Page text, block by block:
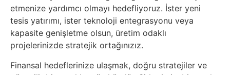
etmenize yardımcı olmayı hedefliyoruz. İster yeni
tesis yatırımı, ister teknoloji entegrasyonu veya
kapasite genişletme olsun, üretim odaklı
projelerinizde stratejik ortağınızız.
Finansal hedeflerinize ulaşmak, doğru stratejiler ve